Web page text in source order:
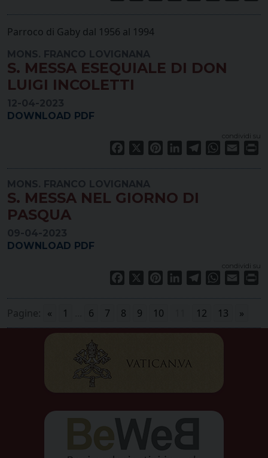
Parroco di Gaby dal 1956 al 1994
S. MESSA ESEQUIALE DI DON
LUIGI INCOLETTI
DOWNLOAD PDF
condividi su
Facebook PinterestLinkedInTelegramWhatsApp
Email
S. MESSA NEL GIORNO DI
PASQUA
DOWNLOAD PDF
condividi su
Facebook PinterestLinkedInTelegramWhatsApp
Email
Pagine: « 1 6 7 8 9 10 12 13 »